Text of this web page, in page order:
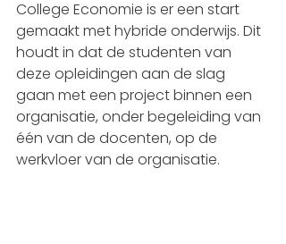
College Economie is er een start
gemaakt met hybride onderwijs. Dit
houdt in dat de studenten van
deze opleidingen aan de slag
gaan met een project binnen een
organisatie, onder begeleiding van
één van de docenten, op de
werkvloer van de organisatie.